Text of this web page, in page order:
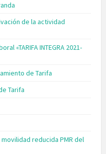
de la actividad
«TARIFA INTEGRA 2021-
de Tarifa
Tarifa
reducida PMR del